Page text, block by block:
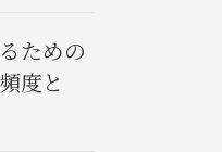
ための
度と